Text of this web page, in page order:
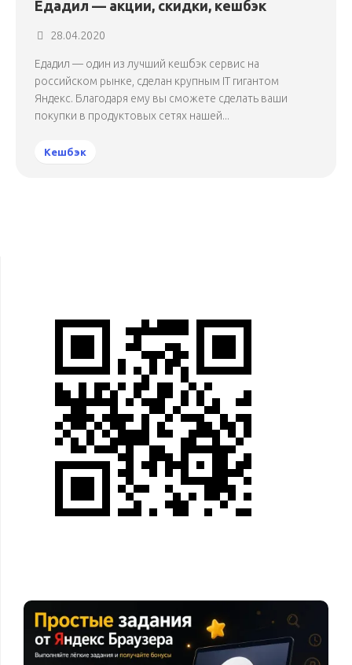
Едадил — акции, скидки, кешбэк
28.04.2020
Едадил — один из лучший кешбэк сервис на
российском рынке, сделан крупным IT гигантом
Яндекс. Благодаря ему вы сможете сделать ваши
покупки в продуктовых сетях нашей...
Кешбэк